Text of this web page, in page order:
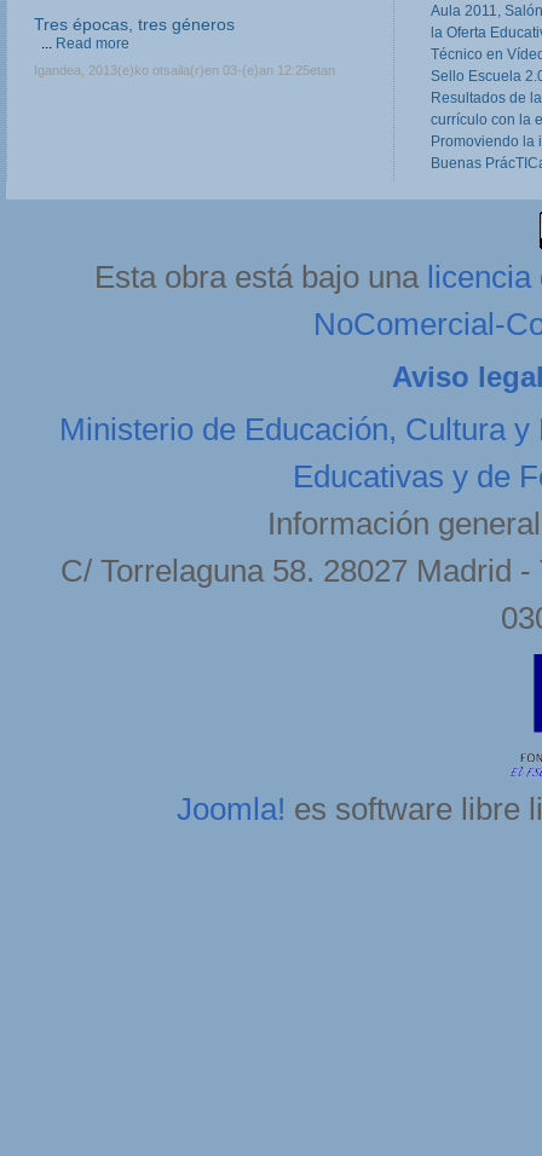
III Jornadas de movilidad europea en
Formación Profesional
Las III Jornadas Erasmus y Leonardo en
Formación Profesional, dirigidas a equipos
Aula 2011,
la Oferta
Técnico en
Sello Escuela
Resultados de
currículo con la
Promoviendo la
Buenas
Esta obra está bajo una licencia
NoComercial-
Aviso
Ministerio de Educación, Cultura y
Educativas y de
Información
C/ Torrelaguna 58. 28027 Madrid
Joomla! es software libre